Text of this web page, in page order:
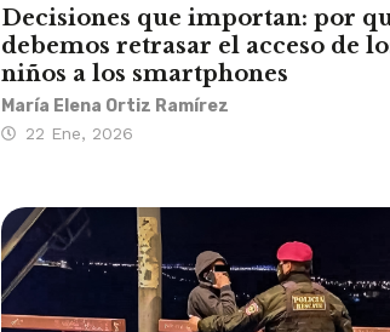
Decisiones que importan: por
debemos retrasar el acceso de
niños a los smartphones
María Elena Ortiz Ramírez
22 Ene, 2026